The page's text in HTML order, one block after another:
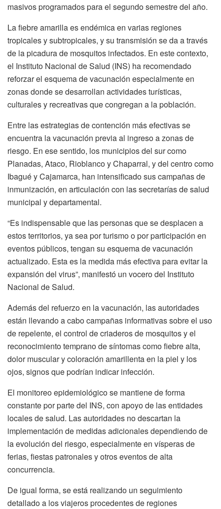
masivos programados para el segundo semestre del año.
La fiebre amarilla es endémica en varias regiones
tropicales y subtropicales, y su transmisión se da a través
de la picadura de mosquitos infectados. En este contexto,
el Instituto Nacional de Salud (INS) ha recomendado
reforzar el esquema de vacunación especialmente en
zonas donde se desarrollan actividades turísticas,
culturales y recreativas que congregan a la población.
Entre las estrategias de contención más efectivas se
encuentra la vacunación previa al ingreso a zonas de
riesgo. En ese sentido, los municipios del sur como
Planadas, Ataco, Rioblanco y Chaparral, y del centro como
Ibagué y Cajamarca, han intensificado sus campañas de
inmunización, en articulación con las secretarías de salud
municipal y departamental.
“Es indispensable que las personas que se desplacen a
estos territorios, ya sea por turismo o por participación en
eventos públicos, tengan su esquema de vacunación
actualizado. Esta es la medida más efectiva para evitar la
expansión del virus”, manifestó un vocero del Instituto
Nacional de Salud.
Además del refuerzo en la vacunación, las autoridades
están llevando a cabo campañas informativas sobre el uso
de repelente, el control de criaderos de mosquitos y el
reconocimiento temprano de síntomas como fiebre alta,
dolor muscular y coloración amarillenta en la piel y los
ojos, signos que podrían indicar infección.
El monitoreo epidemiológico se mantiene de forma
constante por parte del INS, con apoyo de las entidades
locales de salud. Las autoridades no descartan la
implementación de medidas adicionales dependiendo de
la evolución del riesgo, especialmente en vísperas de
ferias, fiestas patronales y otros eventos de alta
concurrencia.
De igual forma, se está realizando un seguimiento
detallado a los viajeros procedentes de regiones